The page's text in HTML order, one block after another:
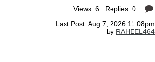
Views: 6 Replies: 0
Last Post: Aug 7, 2026 11:08pm
by RAHEEL464